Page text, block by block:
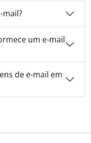
mail?
um e-mail
de e-mail em